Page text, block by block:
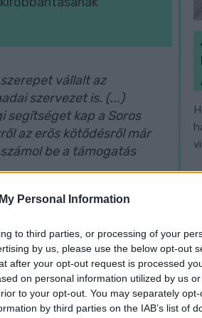
Personal Information
to third parties, or processing of your
by us, please use the below opt-out
after your opt-out request is processed
on personal information utilized by us
to your opt-out. You may separately
by third parties on the IAB’s list of
vállalt az
szervezet is. (...)
segítséget kap a Soros
az erős kötődésről már
be a támogatás
két Soros-